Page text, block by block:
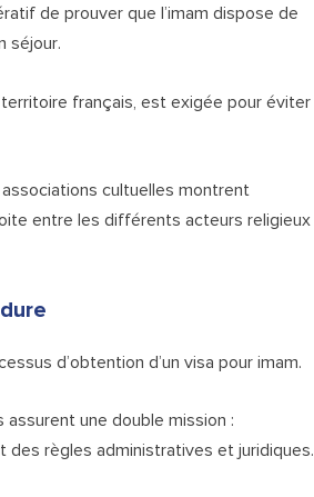
de prouver que l’imam dispose de
séjour.
français, est exigée pour éviter
cultuelles montrent
entre les différents acteurs religieux
d’obtention d’un visa pour imam.
une double mission :
des règles administratives et juridiques.